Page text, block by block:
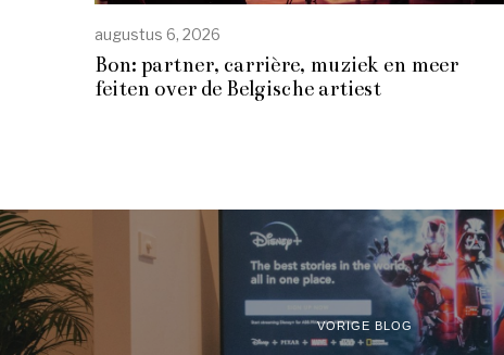
augustus 6, 2026
Bon: partner, carrière, muziek en meer
feiten over de Belgische artiest
VORIGE BLOG